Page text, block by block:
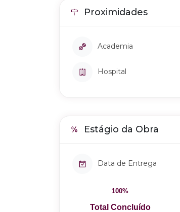
Proximidades
Academia
Hospital
Estágio da Obra
Data de Entrega
100%
Total Concluído